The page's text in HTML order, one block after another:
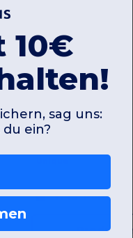
12 g
+16 Farben
W45Portugal
10€
sag uns:
ein?